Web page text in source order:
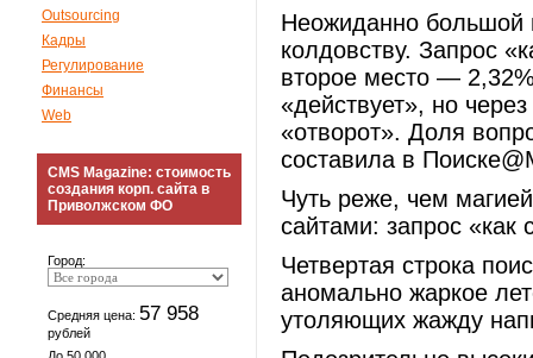
Outsourcing
Кадры
Регулирование
Финансы
Web
CMS Magazine: стоимость
создания корп. сайта в
Приволжском ФО
Город:
Средняя цена: 57 958
рублей
Неожиданно большой
колдовству. Запрос
второе место —
«действует», но
«отворот». Доля
составила в
Чуть реже, чем
сайтами: запрос «как
Четвертая строка
аномально жаркое
утоляющих жажду